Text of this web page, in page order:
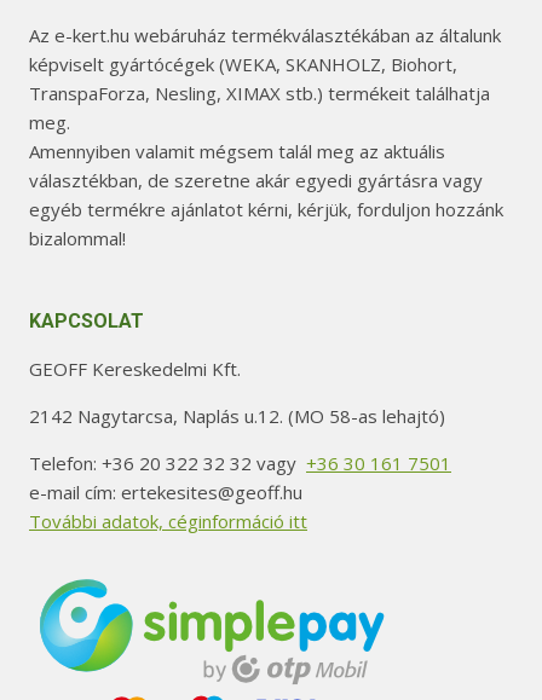
Az e-kert.hu webáruház termékválasztékában az általunk
képviselt gyártócégek (WEKA, SKANHOLZ, Biohort,
TranspaForza, Nesling, XIMAX stb.) termékeit találhatja
meg.
Amennyiben valamit mégsem talál meg az aktuális
választékban, de szeretne akár egyedi gyártásra vagy
egyéb termékre ajánlatot kérni, kérjük, forduljon hozzánk
bizalommal!
KAPCSOLAT
GEOFF Kereskedelmi Kft.
2142 Nagytarcsa, Naplás u.12. (MO 58-as lehajtó)
Telefon: +36 20 322 32 32 vagy +36 30 161 7501
e-mail cím: ertekesites@geoff.hu
További adatok, céginformáció itt